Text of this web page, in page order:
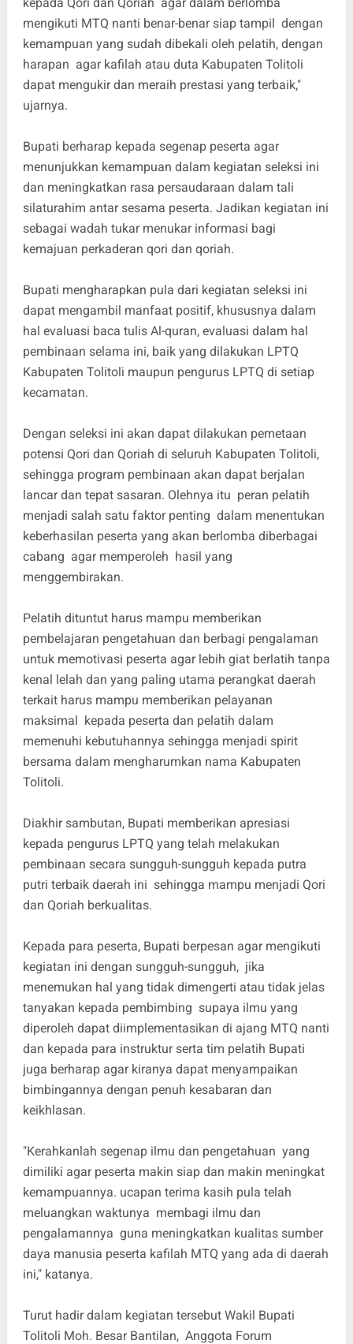
mengikuti MTQ nanti benar-benar siap tampil dengan
kemampuan yang sudah dibekali oleh pelatih, dengan
harapan agar kafilah atau duta Kabupaten Tolitoli
dapat mengukir dan meraih prestasi yang terbaik,"
ujarnya.
Bupati berharap kepada segenap peserta agar
menunjukkan kemampuan dalam kegiatan seleksi ini
dan meningkatkan rasa persaudaraan dalam tali
silaturahim antar sesama peserta. Jadikan kegiatan ini
sebagai wadah tukar menukar informasi bagi
kemajuan perkaderan qori dan qoriah.
Bupati mengharapkan pula dari kegiatan seleksi ini
dapat mengambil manfaat positif, khususnya dalam
hal evaluasi baca tulis Al-quran, evaluasi dalam hal
pembinaan selama ini, baik yang dilakukan LPTQ
Kabupaten Tolitoli maupun pengurus LPTQ di setiap
kecamatan.
Dengan seleksi ini akan dapat dilakukan pemetaan
potensi Qori dan Qoriah di seluruh Kabupaten Tolitoli,
sehingga program pembinaan akan dapat berjalan
lancar dan tepat sasaran. Olehnya itu peran pelatih
menjadi salah satu faktor penting dalam menentukan
keberhasilan peserta yang akan berlomba diberbagai
cabang agar memperoleh hasil yang
menggembirakan.
Pelatih dituntut harus mampu memberikan
pembelajaran pengetahuan dan berbagi pengalaman
untuk memotivasi peserta agar lebih giat berlatih tanpa
kenal lelah dan yang paling utama perangkat daerah
terkait harus mampu memberikan pelayanan
maksimal kepada peserta dan pelatih dalam
memenuhi kebutuhannya sehingga menjadi spirit
bersama dalam mengharumkan nama Kabupaten
Tolitoli.
Diakhir sambutan, Bupati memberikan apresiasi
kepada pengurus LPTQ yang telah melakukan
pembinaan secara sungguh-sungguh kepada putra
putri terbaik daerah ini sehingga mampu menjadi Qori
dan Qoriah berkualitas.
Kepada para peserta, Bupati berpesan agar mengikuti
kegiatan ini dengan sungguh-sungguh, jika
menemukan hal yang tidak dimengerti atau tidak jelas
tanyakan kepada pembimbing supaya ilmu yang
diperoleh dapat diimplementasikan di ajang MTQ nanti
dan kepada para instruktur serta tim pelatih Bupati
juga berharap agar kiranya dapat menyampaikan
bimbingannya dengan penuh kesabaran dan
keikhlasan.
"Kerahkanlah segenap ilmu dan pengetahuan yang
dimiliki agar peserta makin siap dan makin meningkat
kemampuannya. ucapan terima kasih pula telah
meluangkan waktunya membagi ilmu dan
pengalamannya guna meningkatkan kualitas sumber
daya manusia peserta kafilah MTQ yang ada di daerah
ini," katanya.
Turut hadir dalam kegiatan tersebut Wakil Bupati
Tolitoli Moh. Besar Bantilan, Anggota Forum